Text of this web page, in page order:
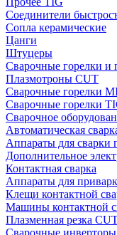
Соединители
Сопла керамические
Цанги
Штуцеры
Сварочные горелки
Плазмотроны CUT
Сварочные горелки
Сварочные горелки
Сварочное
Автоматическая
Аппараты для сварки
Дополнительное
Контактная сварка
Аппараты для
Клещи контактной
Машины контактной
Плазменная резка
Сварочные инверторы